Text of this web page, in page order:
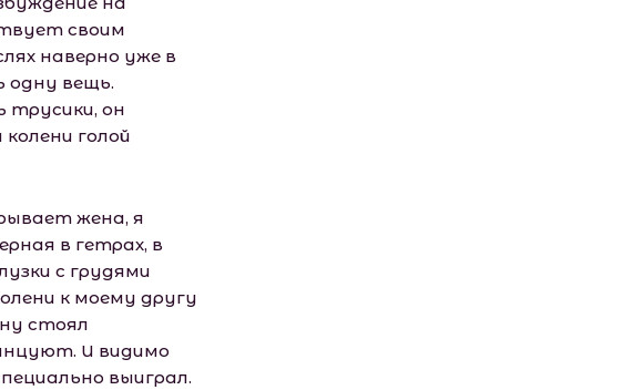
своим
наверно уже в
одну вещь.
трусики, он
голой
жена, я
в гетрах, в
с грудями
к моему другу
стоял
И видимо
выиграл.